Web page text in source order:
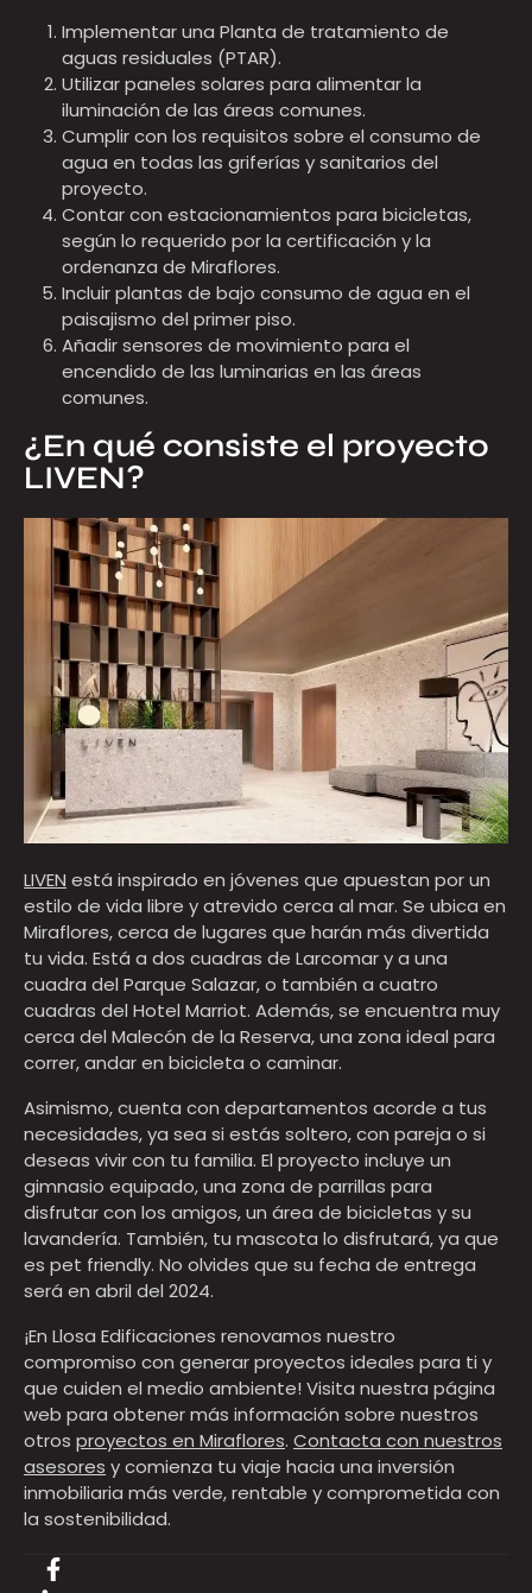
Implementar una Planta de tratamiento de
aguas residuales (PTAR).
Utilizar paneles solares para alimentar la
iluminación de las áreas comunes.
Cumplir con los requisitos sobre el consumo de
agua en todas las griferías y sanitarios del
proyecto.
Contar con estacionamientos para bicicletas,
según lo requerido por la certificación y la
ordenanza de Miraflores.
Incluir plantas de bajo consumo de agua en el
paisajismo del primer piso.
Añadir sensores de movimiento para el
encendido de las luminarias en las áreas
comunes.
¿En qué consiste el proyecto
LIVEN?
LIVEN está inspirado en jóvenes que apuestan por un
estilo de vida libre y atrevido cerca al mar. Se ubica en
Miraflores, cerca de lugares que harán más divertida
tu vida. Está a dos cuadras de Larcomar y a una
cuadra del Parque Salazar, o también a cuatro
cuadras del Hotel Marriot. Además, se encuentra muy
cerca del Malecón de la Reserva, una zona ideal para
correr, andar en bicicleta o caminar.
Asimismo, cuenta con departamentos acorde a tus
necesidades, ya sea si estás soltero, con pareja o si
deseas vivir con tu familia. El proyecto incluye un
gimnasio equipado, una zona de parrillas para
disfrutar con los amigos, un área de bicicletas y su
lavandería. También, tu mascota lo disfrutará, ya que
es pet friendly. No olvides que su fecha de entrega
será en abril del 2024.
¡En Llosa Edificaciones renovamos nuestro
compromiso con generar proyectos ideales para ti y
que cuiden el medio ambiente! Visita nuestra página
web para obtener más información sobre nuestros
otros proyectos en Miraflores. Contacta con nuestros
asesores y comienza tu viaje hacia una inversión
inmobiliaria más verde, rentable y comprometida con
la sostenibilidad.